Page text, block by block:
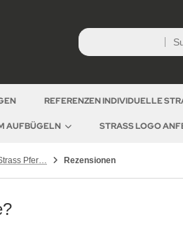
REFERENZEN INDIVIDUELLE
AUFBÜGELN STRASS LOGO
Hotfix Bügelbild Strass Pferd Pferde Friese Crystal 140218 Rezensionen